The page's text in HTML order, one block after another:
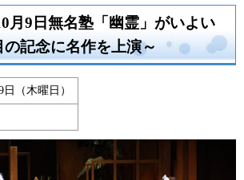
月9日無名塾「幽霊」がいよい
記念に名作を上演～
日（木曜日）